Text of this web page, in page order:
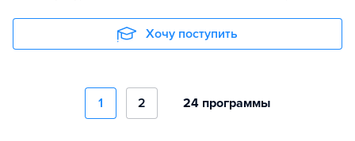
Хочу поступить
1 2 24 программы